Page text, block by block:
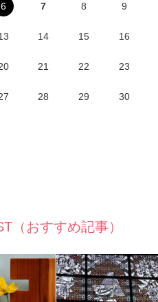
6 7 8 9
14 15 16
21 22 23
28 29 30
（おすすめ記事）